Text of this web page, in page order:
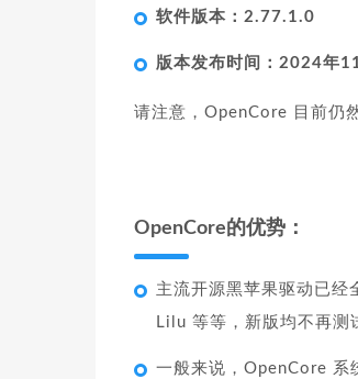
软件版本：2.77.1.0
版本发布时间：2024年
请注意，OpenCore 目前仍
OpenCore的优势：
主流开源黑苹果驱动已
Lilu 等等，新版均不再测
一般来说，OpenCore 系